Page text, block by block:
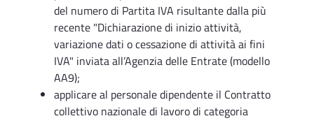
del numero di Partita IVA risultante dalla più
recente "Dichiarazione di inizio attività,
variazione dati o cessazione di attività ai fini
IVA" inviata all’Agenzia delle Entrate (modello
AA9);
applicare al personale dipendente il Contratto
collettivo nazionale di lavoro di categoria